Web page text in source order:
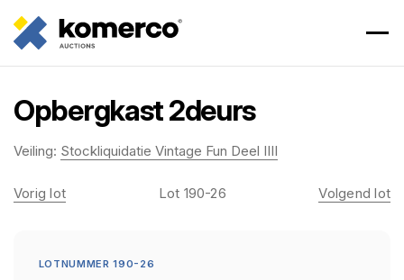
Opbergkast 2deurs
Veiling: Stockliquidatie Vintage Fun Deel IIII
Vorig lot Lot 190-26 Volgend lot
LOTNUMMER 190-26